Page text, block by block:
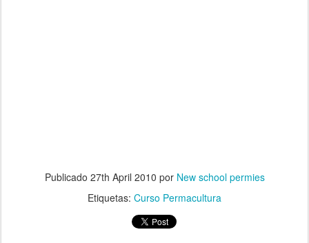
Publicado 27th April 2010 por New school permies
Etiquetas: Curso Permacultura